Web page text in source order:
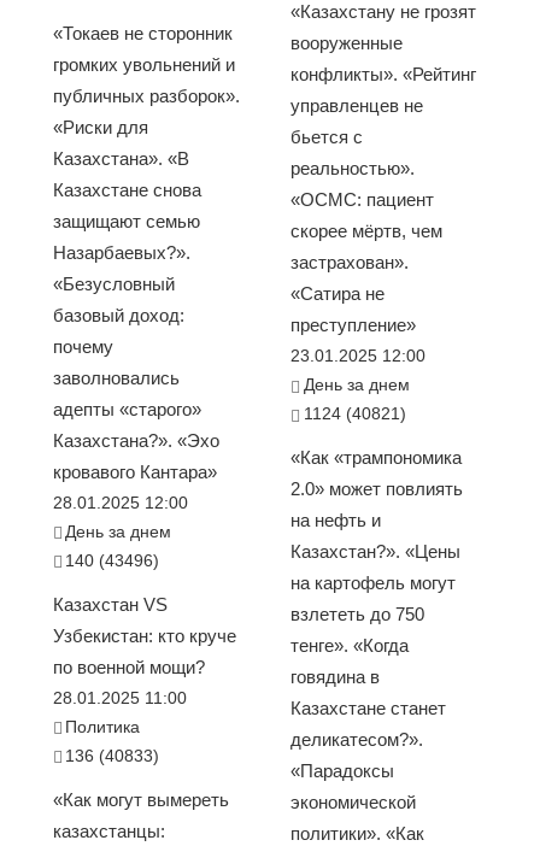
«Токаев не сторонник
громких увольнений и
публичных разборок».
«Риски для
Казахстана». «В
Казахстане снова
защищают семью
Назарбаевых?».
«Безусловный
базовый доход:
почему
заволновались
адепты «старого»
Казахстана?». «Эхо
кровавого Кантара»
28.01.2025 12:00
День за днем
140 (43496)
Казахстан VS
Узбекистан: кто круче
по военной мощи?
28.01.2025 11:00
Политика
136 (40833)
«Как могут вымереть
казахстанцы:
«Казахстану не грозят
вооруженные
конфликты». «Рейтинг
управленцев не
бьется с
реальностью».
«ОСМС: пациент
скорее мёртв, чем
застрахован».
«Сатира не
преступление»
23.01.2025 12:00
День за днем
1124 (40821)
«Как «трампономика
2.0» может повлиять
на нефть и
Казахстан?». «Цены
на картофель могут
взлететь до 750
тенге». «Когда
говядина в
Казахстане станет
деликатесом?».
«Парадоксы
экономической
политики». «Как